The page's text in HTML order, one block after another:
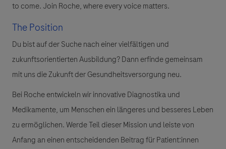
to come. Join Roche, where every voice matters.
The Position
Du bist auf der Suche nach einer vielfältigen und
zukunftsorientierten Ausbildung?Dann erfinde gemeinsam
mit uns die Zukunft der Gesundheitsversorgung neu.
Bei Roche entwickeln wir innovative Diagnostika und
Medikamente, um Menschen ein längeres und besseres Leben
zu ermöglichen. Werde Teil dieser Mission und leiste von
Anfang an einen entscheidenden Beitrag für Patient:innen